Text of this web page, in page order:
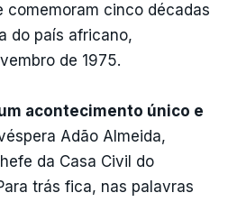
comemoram cinco décadas
do país africano,
de 1975.
acontecimento único e
Adão Almeida,
da Casa Civil do
trás fica, nas palavras